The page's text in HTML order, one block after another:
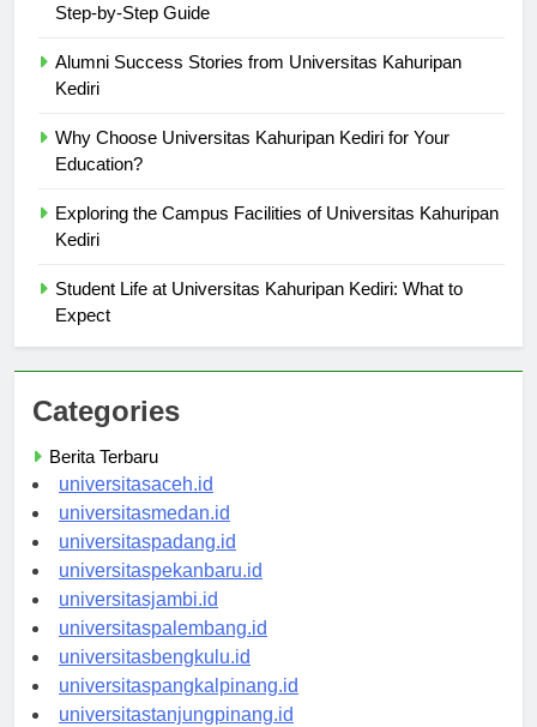
Step-by-Step Guide
Alumni Success Stories from Universitas Kahuripan
Kediri
Why Choose Universitas Kahuripan Kediri for Your
Education?
Exploring the Campus Facilities of Universitas Kahuripan
Kediri
Student Life at Universitas Kahuripan Kediri: What to
Expect
Categories
Berita Terbaru
universitasaceh.id
universitasmedan.id
universitaspadang.id
universitaspekanbaru.id
universitasjambi.id
universitaspalembang.id
universitasbengkulu.id
universitaspangkalpinang.id
universitastanjungpinang.id